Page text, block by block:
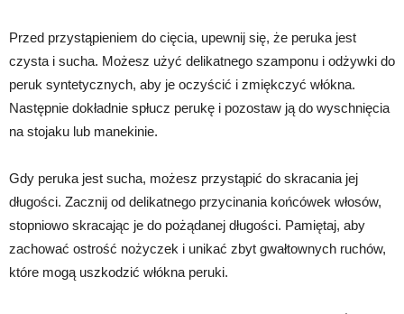
Przed przystąpieniem do cięcia, upewnij się, że peruka jest
czysta i sucha. Możesz użyć delikatnego szamponu i odżywki do
peruk syntetycznych, aby je oczyścić i zmiękczyć włókna.
Następnie dokładnie spłucz perukę i pozostaw ją do wyschnięcia
na stojaku lub manekinie.
Gdy peruka jest sucha, możesz przystąpić do skracania jej
długości. Zacznij od delikatnego przycinania końcówek włosów,
stopniowo skracając je do pożądanej długości. Pamiętaj, aby
zachować ostrość nożyczek i unikać zbyt gwałtownych ruchów,
które mogą uszkodzić włókna peruki.